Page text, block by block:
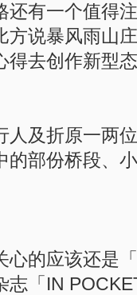
还有一个值得
方说暴风雨山
得去创作新型
人及折原一两
的部份桥段、
心的应该还是
志「IN